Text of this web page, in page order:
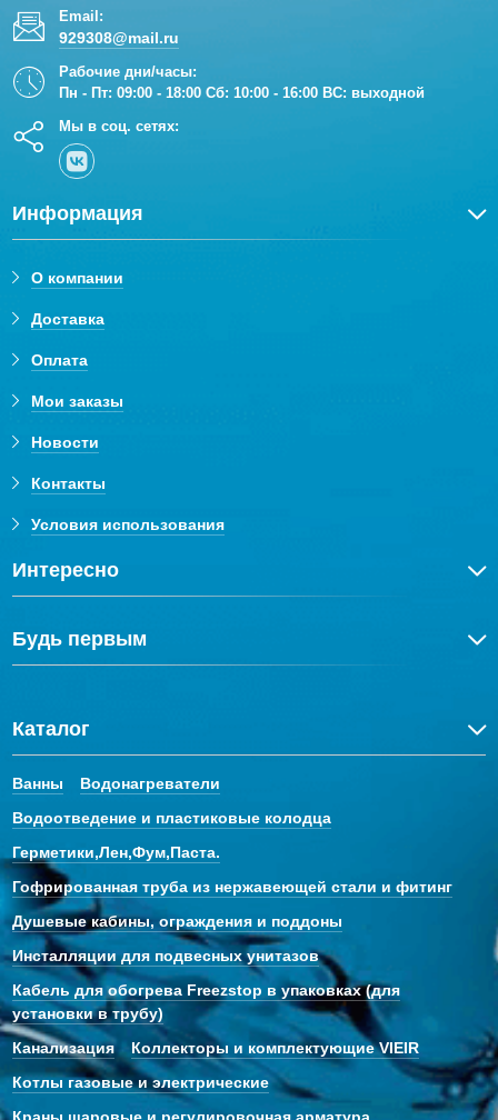
Email:
929308@mail.ru
Рабочие дни/часы:
Пн - Пт: 09:00 - 18:00 Сб: 10:00 - 16:00 ВС: выходной
Мы в соц. сетях:
Информация
О компании
Доставка
Оплата
Мои заказы
Новости
Контакты
Условия использования
Интересно
Будь первым
Каталог
Ванны
Водонагреватели
Водоотведение и пластиковые колодца
Герметики,Лен,Фум,Паста.
Гофрированная труба из нержавеющей стали и фитинг
Душевые кабины, ограждения и поддоны
Инсталляции для подвесных унитазов
Кабель для обогрева Freezstop в упаковках (для
установки в трубу)
Канализация
Коллекторы и комплектующие VIEIR
Котлы газовые и электрические